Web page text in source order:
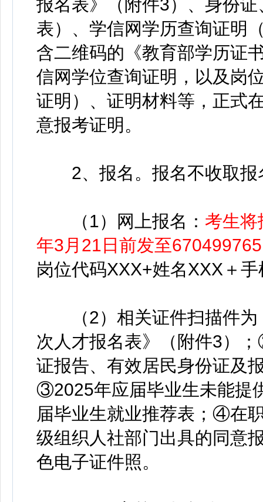
报名表》（附件3）、身份
表）、学信网学历查询证明
含二维码的《教育部学历证
信网学位查询证明，以及岗
证明）、证明材料等，正式
意报考证明。
2、报名。报名不收取报
（1）网上报名： 考生将
年3月21日前发至
岗位代码XXX+姓名XXX＋
（2）相关证件扫描件为
次人才报名表》（附件3）
证报告、有效居民身份证及
③2025年应届毕业生未能提
届毕业生就业推荐表；④在
级组织人社部门出具的同意
色电子证件照。